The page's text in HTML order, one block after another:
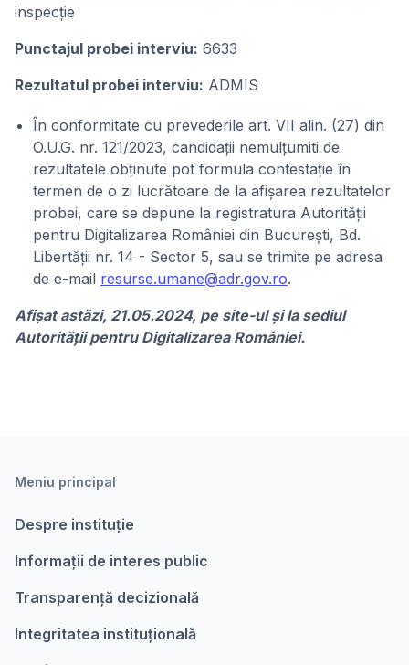
inspecție
Punctajul probei interviu: 6633
Rezultatul probei interviu: ADMIS
În conformitate cu prevederile art. VII alin. (27) din
O.U.G. nr. 121/2023, candidații nemulțumiti de
rezultatele obținute pot formula contestație în
termen de o zi lucrătoare de la afișarea rezultatelor
probei, care se depune la registratura Autorității
pentru Digitalizarea României din București, Bd.
Libertății nr. 14 - Sector 5, sau se trimite pe adresa
de e-mail resurse.umane@adr.gov.ro.
Afişat astăzi, 21.05.2024, pe site-ul și la sediul
Autorității pentru Digitalizarea României.
Meniu principal
Despre instituție
Informații de interes public
Transparență decizională
Integritatea instituțională